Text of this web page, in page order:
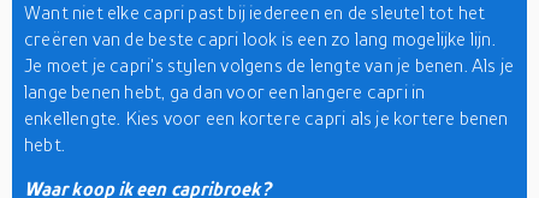
Want niet elke capri past bij iedereen en de sleutel tot het
creëren van de beste capri look is een zo lang mogelijke lijn.
Je moet je capri's stylen volgens de lengte van je benen. Als je
lange benen hebt, ga dan voor een langere capri in
enkellengte. Kies voor een kortere capri als je kortere benen
hebt.
Waar koop ik een capribroek?